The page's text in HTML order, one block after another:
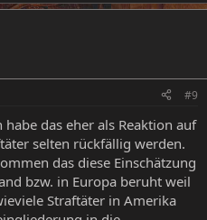
#9
das eher als Reaktion auf
selten rückfällig werden.
das diese Einschätzung
bzw. in Europa beruht weil
Straftäter in Amerika